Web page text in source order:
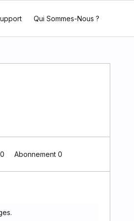
Qui Sommes-Nous ?
0 Abonnement 0